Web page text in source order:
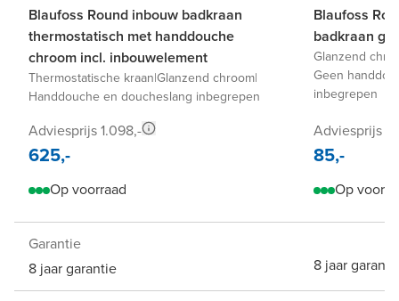
Blaufoss Round inbouw badkraan
thermostatisch met handdouche
chroom incl. inbouwelement
Thermostatische kraan|Glanzend chroom|
Handdouche en doucheslang inbegrepen
Adviesprijs 1.098,-
625,-
Op voorraad
Blaufoss
badkraan
Glanzend
Geen
inbegrepen
Adviesprijs
85,-
Op
Garantie
8 jaar garantie
8 jaar